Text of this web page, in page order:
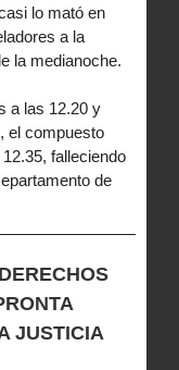
lo mató en
a la
la medianoche.
a las 12.20 y
el compuesto
falleciendo
de
JUSTICIA